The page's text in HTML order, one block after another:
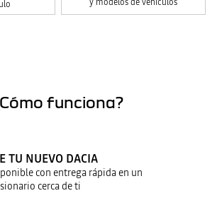
funciona?
TU NUEVO DACIA
con entrega rápida en un
cerca de ti